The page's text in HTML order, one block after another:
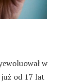
w
od 17 lat